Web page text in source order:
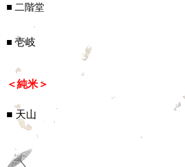
■ 二階堂
■ 壱岐
＜純米＞
■ 天山